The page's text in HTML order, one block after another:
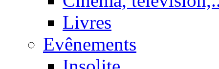
Livres
Evênements